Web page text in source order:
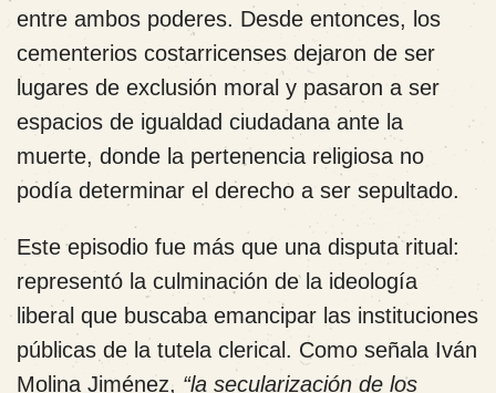
entre ambos poderes. Desde entonces, los
cementerios costarricenses dejaron de ser
lugares de exclusión moral y pasaron a ser
espacios de igualdad ciudadana ante la
muerte, donde la pertenencia religiosa no
podía determinar el derecho a ser sepultado.
Este episodio fue más que una disputa ritual:
representó la culminación de la ideología
liberal que buscaba emancipar las instituciones
públicas de la tutela clerical. Como señala Iván
Molina Jiménez, “la secularización de los